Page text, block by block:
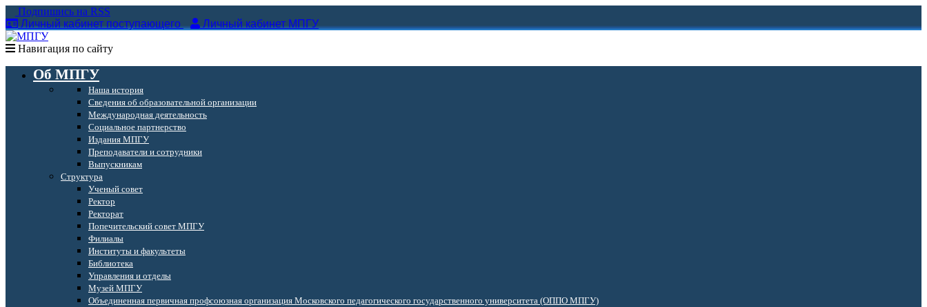
Подпишись на RSS
Личный кабинет поступающего
Личный кабинет МПГУ
Навигация по сайту
Об МПГУ
Наша история
Сведения об образовательной организации
Международная деятельность
Социальное партнерство
Издания МПГУ
Преподаватели и сотрудники
Выпускникам
Структура
Ученый совет
Ректор
Ректорат
Попечительский совет МПГУ
Филиалы
Институты и факультеты
Библиотека
Управления и отделы
Музей МПГУ
Объединенная первичная профсоюзная организация Московского педагогического государственного университета (ОППО МПГУ)